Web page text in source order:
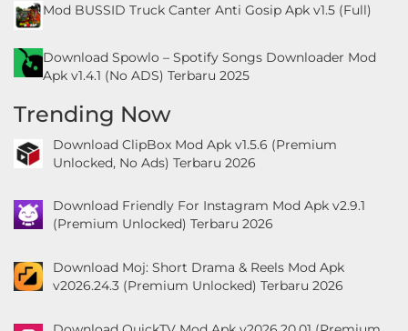
Mod BUSSID Truck Canter Anti Gosip Apk v1.5 (Full)
Download Spowlo – Spotify Songs Downloader Mod
Apk v1.4.1 (No ADS) Terbaru 2025
Trending Now
Download ClipBox Mod Apk v1.5.6 (Premium
Unlocked, No Ads) Terbaru 2026
Download Friendly For Instagram Mod Apk v2.9.1
(Premium Unlocked) Terbaru 2026
Download Moj: Short Drama & Reels Mod Apk
v2026.24.3 (Premium Unlocked) Terbaru 2026